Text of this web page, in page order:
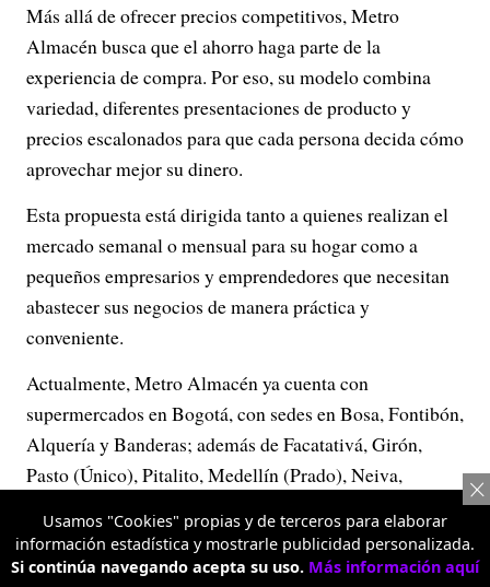
Más allá de ofrecer precios competitivos, Metro
Almacén busca que el ahorro haga parte de la
experiencia de compra. Por eso, su modelo combina
variedad, diferentes presentaciones de producto y
precios escalonados para que cada persona decida cómo
aprovechar mejor su dinero.
Esta propuesta está dirigida tanto a quienes realizan el
mercado semanal o mensual para su hogar como a
pequeños empresarios y emprendedores que necesitan
abastecer sus negocios de manera práctica y
conveniente.
Actualmente, Metro Almacén ya cuenta con
supermercados en Bogotá, con sedes en Bosa, Fontibón,
Alquería y Banderas; además de Facatativá, Girón,
Pasto (Único), Pitalito, Medellín (Prado), Neiva,
La 70.
Usamos "Cookies" propias y de terceros para elaborar
información estadística y mostrarle publicidad personalizada.
Si continúa navegando acepta su uso. Más información aquí